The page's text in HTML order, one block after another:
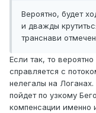
Вероятно, будет
и дважды
транснави
Если так, то
справляется с
нелегалы на
пойдет по узкому
компенсации именно